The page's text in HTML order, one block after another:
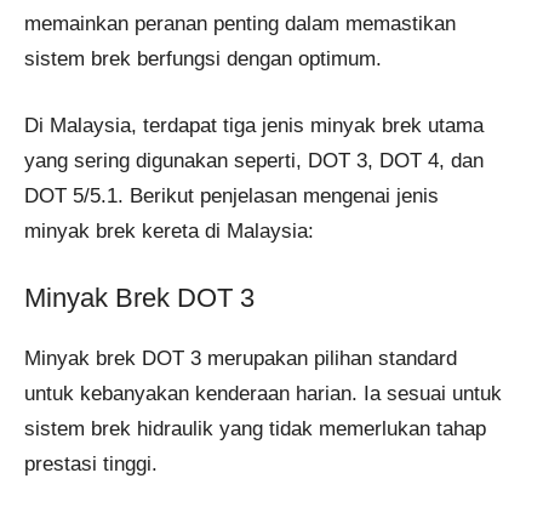
memainkan peranan penting dalam memastikan
sistem brek berfungsi dengan optimum.
Di Malaysia, terdapat tiga jenis minyak brek utama
yang sering digunakan seperti, DOT 3, DOT 4, dan
DOT 5/5.1. Berikut penjelasan mengenai jenis
minyak brek kereta di Malaysia:
Minyak Brek DOT 3
Minyak brek DOT 3 merupakan pilihan standard
untuk kebanyakan kenderaan harian. Ia sesuai untuk
sistem brek hidraulik yang tidak memerlukan tahap
prestasi tinggi.